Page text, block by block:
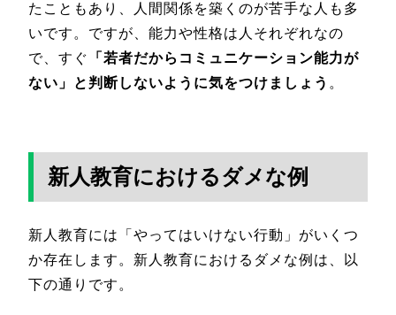
たこともあり、人間関係を築くのが苦手な人も多
いです。ですが、能力や性格は人それぞれなの
で、すぐ
「若者だからコミュニケーション能力が
ない」と判断しないように気をつけましょう 。
新人教育におけるダメな例
新人教育には「やってはいけない行動」がいくつ
か存在します。新人教育におけるダメな例は、以
下の通りです。